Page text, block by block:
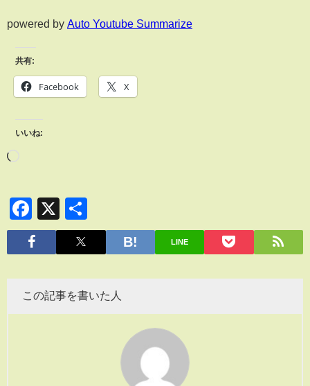
powered by Auto Youtube Summarize
共有:
Facebook X
いいね:
Facebook
X
有
LINE
この記事を書いた人